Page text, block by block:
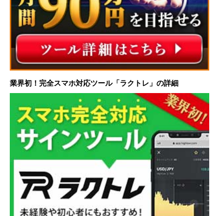
業界初！完全スマホ対応ツール「ラクトレ」の詳細